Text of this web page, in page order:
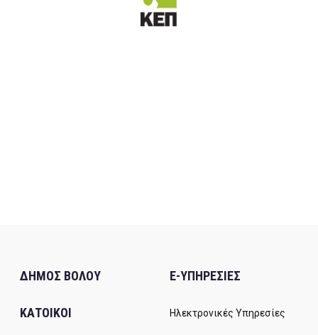
ΔΗΜΟΣ ΒΟΛΟΥ
ΚΑΤΟΙΚΟΙ
E-ΥΠΗΡΕΣΙΕΣ
Ηλεκτρονικές Υπηρεσίες